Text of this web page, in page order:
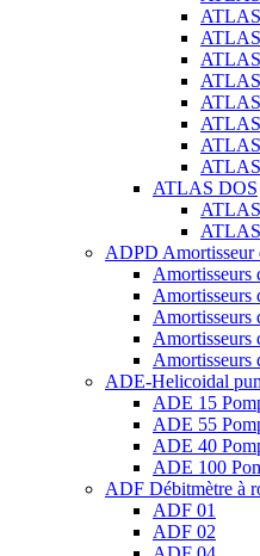
ATLAS DOS
ADPD Amortisseur
Amortisseurs
Amortisseurs
Amortisseurs
Amortisseurs
Amortisseurs
ADE-Helicoidal
ADE 15
ADE 55
ADE 40
ADE 100
ADF Débitmètre à
ADF 01
ADF 02